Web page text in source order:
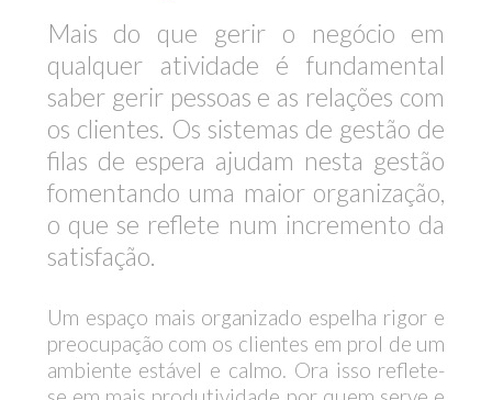
Mais do que gerir o negócio em
qualquer atividade é fundamental
saber gerir pessoas e as relações com
os clientes. Os sistemas de gestão de
filas de espera ajudam nesta gestão
fomentando uma maior organização,
o que se reflete num incremento da
satisfação.
Um espaço mais organizado espelha rigor e
preocupação com os clientes em prol de um
ambiente estável e calmo. Ora isso reflete-